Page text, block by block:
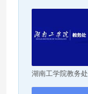
湖南工学院教务处